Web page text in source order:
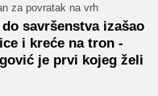
za povratak na vrh
savršenstva izašao
i kreće na tron -
je prvi kojeg želi